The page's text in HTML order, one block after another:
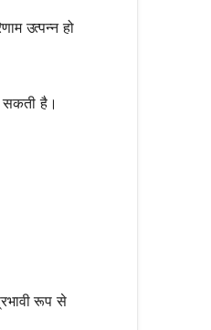
उत्पन्न हो
सकती है।
रूप से